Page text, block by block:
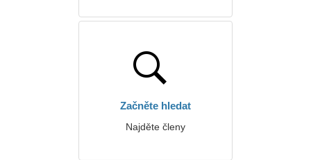
Začněte hledat
Najděte členy